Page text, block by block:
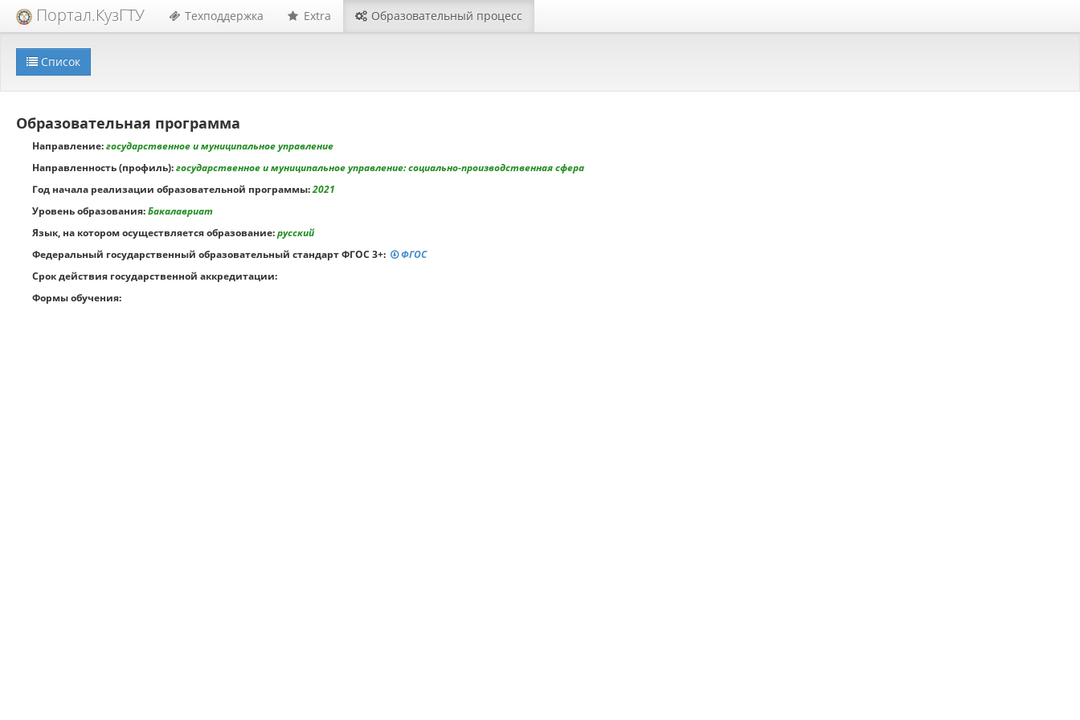
Портал.КузГТУ Техподдержка Extra Образовательный процесс
Список
Образовательная программа
Направление:государственное и муниципальное управление
Направленность (профиль):государственное и муниципальное управление: социально-производственная сфера
Год начала реализации образовательной программы:2021
Уровень образования:Бакалавриат
Язык, на котором осуществляется образование:русский
Федеральный государственный образовательный стандарт ФГОС 3+:
ФГОС
Срок действия государственной аккредитации:
Формы обучения: